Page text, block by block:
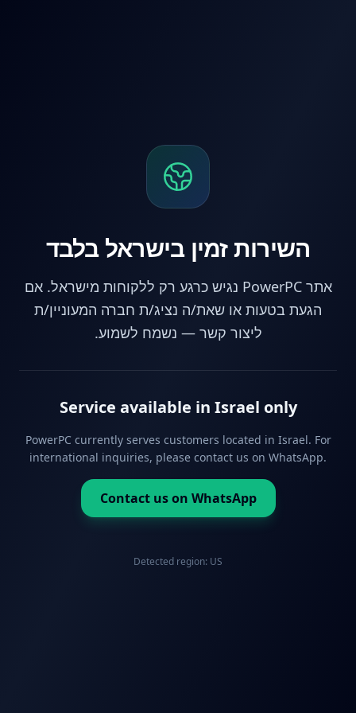
השירות זמין בישראל בלבד
אתר PowerPC נגיש כרגע רק ללקוחות מישראל. אם
הגעת בטעות או שאת/ה נציג/ת חברה המעוניין/ת
ליצור קשר — נשמח לשמוע.
Service available in Israel only
PowerPC currently serves customers located in Israel. For
international inquiries, please contact us on WhatsApp.
Contact us on WhatsApp
Detected region: US